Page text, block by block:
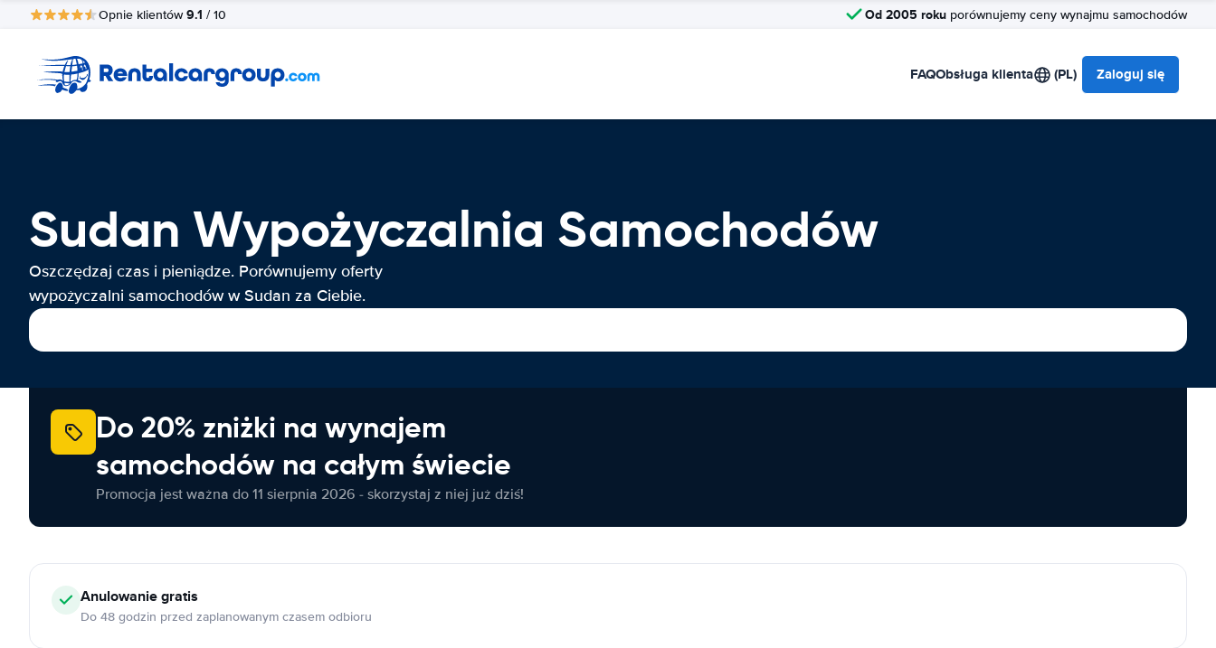
Opnie klientów9.1 / 10 Od 2005 roku porównujemy ceny wynajmu samochodów
FAQObsługa klienta (PL) Zaloguj się
Sudan Wypożyczalnia Samochodów
Oszczędzaj czas i pieniądze. Porównujemy oferty
wypożyczalni samochodów w Sudan za Ciebie.
Do 20% zniżki na wynajem
samochodów na całym świecie
Promocja jest ważna do 11 sierpnia 2026 - skorzystaj z niej już dziś!
Anulowaniegratis
Do 48 godzin przed zaplanowanym czasem odbioru